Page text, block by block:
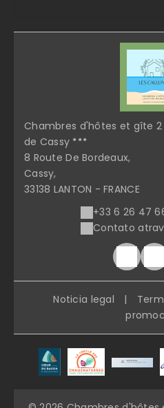
Chambres d'hôtes et gîte 2
de Cassy
8 Route De Bordeaux,
Cassy,
33138 LANTON - FRANCE
+33 6 26 47
Contato
Noticia legal |